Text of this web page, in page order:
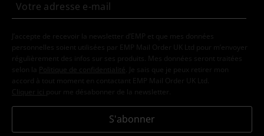
J’accepte de recevoir la newsletter d’EMP et que mes données
personnelles soient utilisées par EMP Mail Order UK Ltd pour m’envoyer
régulièrement des infos sur ses produits. Mes données seront traitées
selon la
Politique de confidentialité . Je sais que je peux retirer mon
accord à tout moment en contactant EMP Mail Order UK Ltd.
Cliquer ici pour me désabonner de la newsletter.
S'abonner